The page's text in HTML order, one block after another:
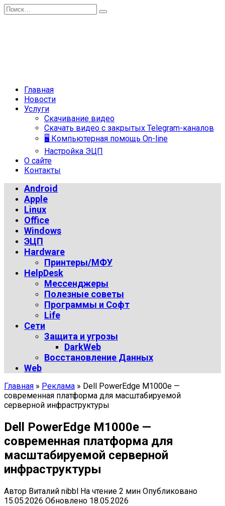
Перейти
к
Search
for:
Главная
Новости
Услуги
Скачивание видео
Скачать видео с закрытых Telegram-каналов
🖥 Компьютерная помощь On-line
Настройка ЭЦП
О сайте
Контакты
Android
Apple
Linux
Office
Windows
ЭЦП
Hardware
Принтеры/МФУ
HelpDesk
Мессенджеры
Полезные советы
Программы и Софт
Life
Сети
Защита и угрозы
DarkWeb
Восстановление Данных
Web
Главная » Реклама » Dell PowerEdge M1000e —
современная платформа для масштабируемой
серверной инфраструктуры
Dell PowerEdge M1000e —
современная платформа для
масштабируемой серверной
инфраструктуры
Автор Виталий nibbl На чтение 2 мин Опубликовано
15.05.2026 Обновлено 18.05.2026